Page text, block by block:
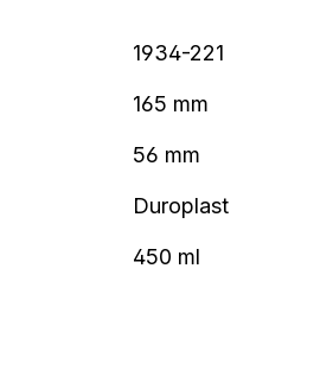
1934-221
165 mm
56 mm
Duroplast
450 ml